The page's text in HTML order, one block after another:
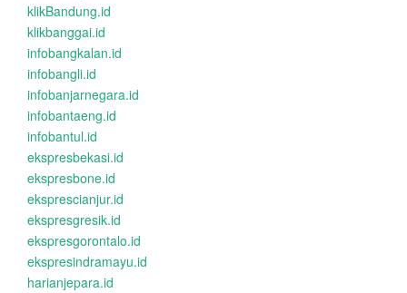
klikBandung.id
klikbanggai.id
infobangkalan.id
infobangli.id
infobanjarnegara.id
infobantaeng.id
infobantul.id
ekspresbekasi.id
ekspresbone.id
eksprescianjur.id
ekspresgresik.id
ekspresgorontalo.id
ekspresindramayu.id
harianjepara.id